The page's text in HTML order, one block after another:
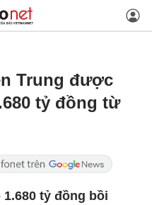
Trung được
tỷ đồng từ
tỷ đồng bồi